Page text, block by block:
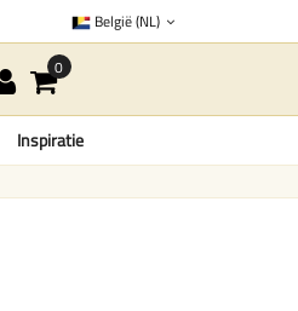
België (NL)
Inspiratie